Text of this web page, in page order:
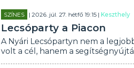
SZÍNES | 2026. júl. 27. hétfő 19:15 |Keszthely
Lecsóparty a Piacon
A Nyári Lecsópartyn nem a
volt a cél, hanem a